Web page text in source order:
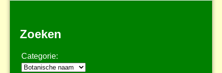
Zoeken
Categorie: